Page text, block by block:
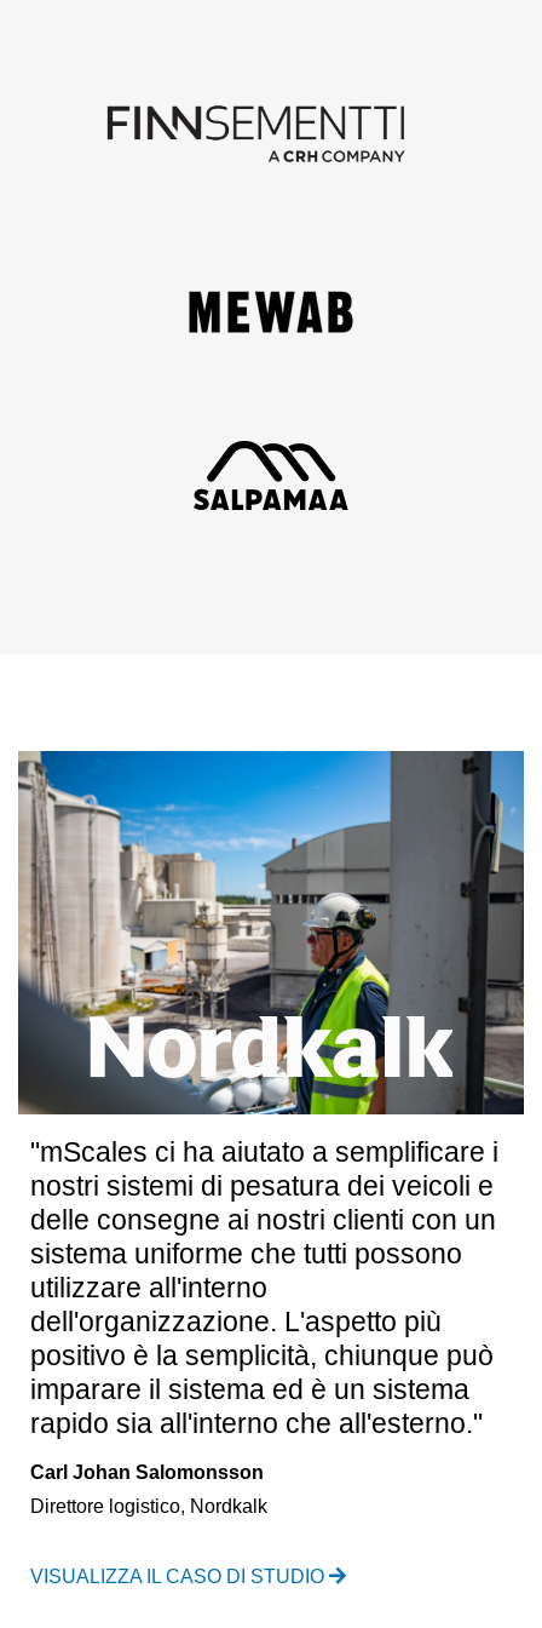
"mScales ci ha aiutato a semplificare i
nostri sistemi di pesatura dei veicoli e
delle consegne ai nostri clienti con un
sistema uniforme che tutti possono
utilizzare all'interno
dell'organizzazione. L'aspetto più
positivo è la semplicità, chiunque può
imparare il sistema ed è un sistema
rapido sia all'interno che all'esterno."
Carl Johan Salomonsson
Direttore logistico, Nordkalk
VISUALIZZA IL CASO DI STUDIO